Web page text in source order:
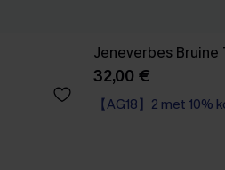
Jeneverbes Bruine
32,00 €
【AG18】2 met 10%